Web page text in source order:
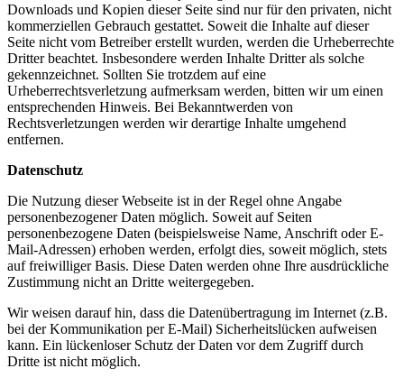
Downloads und Kopien dieser Seite sind nur für den privaten, nicht
kommerziellen Gebrauch gestattet. Soweit die Inhalte auf dieser
Seite nicht vom Betreiber erstellt wurden, werden die Urheberrechte
Dritter beachtet. Insbesondere werden Inhalte Dritter als solche
gekennzeichnet. Sollten Sie trotzdem auf eine
Urheberrechtsverletzung aufmerksam werden, bitten wir um einen
entsprechenden Hinweis. Bei Bekanntwerden von
Rechtsverletzungen werden wir derartige Inhalte umgehend
entfernen.
Datenschutz
Die Nutzung dieser Webseite ist in der Regel ohne Angabe
personenbezogener Daten möglich. Soweit auf Seiten
personenbezogene Daten (beispielsweise Name, Anschrift oder E-
Mail-Adressen) erhoben werden, erfolgt dies, soweit möglich, stets
auf freiwilliger Basis. Diese Daten werden ohne Ihre ausdrückliche
Zustimmung nicht an Dritte weitergegeben.
Wir weisen darauf hin, dass die Datenübertragung im Internet (z.B.
bei der Kommunikation per E-Mail) Sicherheitslücken aufweisen
kann. Ein lückenloser Schutz der Daten vor dem Zugriff durch
Dritte ist nicht möglich.